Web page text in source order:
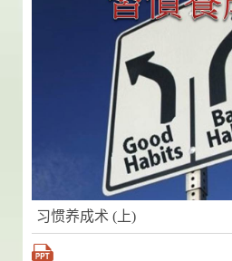
习惯养成术 (上)